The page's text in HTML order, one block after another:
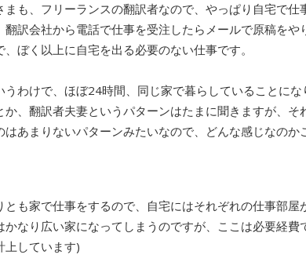
まも、フリーランスの翻訳者なので、やっぱり自宅で
翻訳会社から電話で仕事を受注したらメールで原稿を
、ぼく以上に自宅を出る必要のない仕事です。
うわけで、ほぼ24時間、同じ家で暮らしていることに
か、翻訳者夫妻というパターンはたまに聞きますが、そ
はあまりないパターンみたいなので、どんな感じなのか
とも家で仕事をするので、自宅にはそれぞれの仕事部
かなり広い家になってしまうのですが、ここは必要経
上しています)